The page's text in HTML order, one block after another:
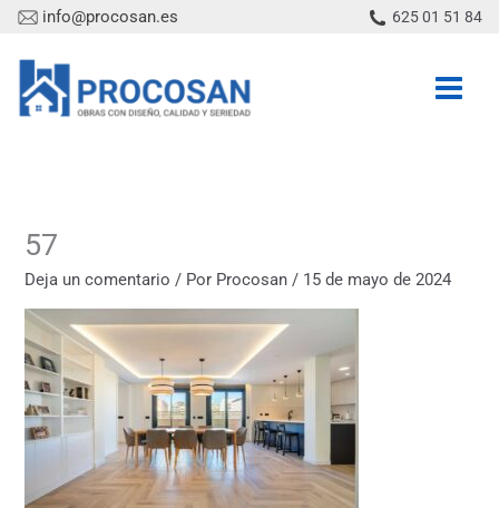
contenido
info@procosan.es 625 01 51 84
57
Deja un comentario / Por Procosan/ 15 de mayo de 2024